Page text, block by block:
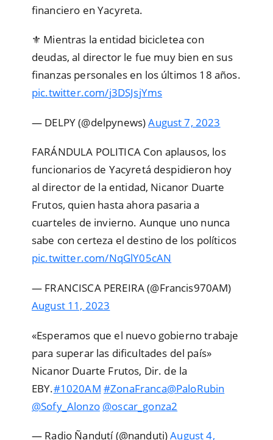
financiero en Yacyreta.
⚜️ Mientras la entidad bicicletea con
deudas, al director le fue muy bien en sus
finanzas personales en los últimos 18 años.
pic.twitter.com/j3DSJsjYms
— DELPY (@delpynews)August 7, 2023
FARÁNDULA POLITICA Con aplausos, los
funcionarios de Yacyretá despidieron hoy
al director de la entidad, Nicanor Duarte
Frutos, quien hasta ahora pasaria a
cuarteles de invierno. Aunque uno nunca
sabe con certeza el destino de los políticos
pic.twitter.com/NqGlY05cAN
— FRANCISCA PEREIRA (@Francis970AM)
August 11, 2023
«Esperamos que el nuevo gobierno trabaje
para superar las dificultades del país»
Nicanor Duarte Frutos, Dir. de la
EBY.#1020AM #ZonaFranca@PaloRubin
@Sofy_Alonzo @oscar_gonza2
— Radio Ñandutí (@nanduti)August 4,